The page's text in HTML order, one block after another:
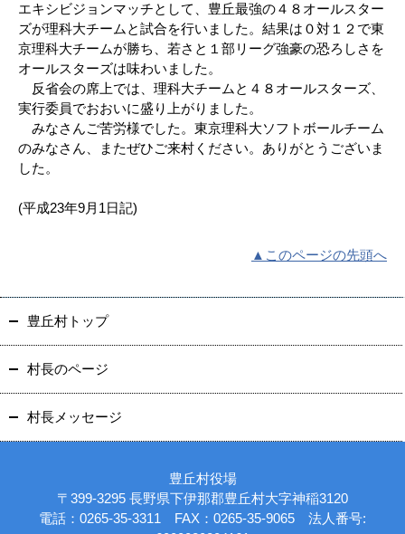
エキシビジョンマッチとして、豊丘最強の４８オールスター
ズが理科大チームと試合を行いました。結果は０対１２で東
京理科大チームが勝ち、若さと１部リーグ強豪の恐ろしさを
オールスターズは味わいました。
反省会の席上では、理科大チームと４８オールスターズ、
実行委員でおおいに盛り上がりました。
みなさんご苦労様でした。東京理科大ソフトボールチーム
のみなさん、またぜひご来村ください。ありがとうございま
した。
(平成23年9月1日記)
▲このページの先頭へ
豊丘村トップ
村長のページ
村長メッセージ
豊丘村役場
〒399-3295 長野県下伊那郡豊丘村大字神稲3120
電話：0265-35-3311 FAX：0265-35-9065 法人番号: